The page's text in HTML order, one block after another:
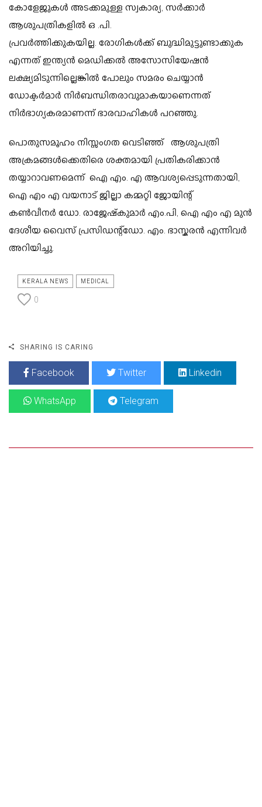
കോളേജുകൾ അടക്കമുള്ള സ്വകാര്യ, സർക്കാർ
ആശുപത്രികളിൽ ഒ .പി.
പ്രവർത്തിക്കുകയില്ല. രോഗികൾക്ക് ബുദ്ധിമുട്ടുണ്ടാക്കുക
എന്നത് ഇന്ത്യൻ മെഡിക്കൽ അസോസിയേഷൻ
ലക്ഷ്യമിടുന്നില്ലെങ്കിൽ പോലും സമരം ചെയ്യാൻ
ഡോക്ടർമാർ നിർബന്ധിതരാവുമാകയാണെന്നത്
നിർഭാഗ്യകരമാണന്ന് ഭാരവാഹികൾ പറഞ്ഞു.
പൊതുസമൂഹം നിസ്സംഗത വെടിഞ്ഞ് ആശുപത്രി
അക്രമങ്ങൾക്കെതിരെ ശക്തമായി പ്രതികരിക്കാൻ
തയ്യാറാവണമെന്ന് ഐ എം. എ ആവശ്യപ്പെടുന്നതായി,
ഐ എം എ വയനാട് ജില്ലാ കമ്മറ്റി ജോയിന്റ്
കൺവീനർ ഡോ. രാജേഷ്‌കുമാർ എം.പി, ഐ എം എ മുൻ
ദേശീയ വൈസ് പ്രസിഡന്റ്ഡോ. എം. ഭാസ്കരൻ എന്നിവർ
അറിയിച്ചു.
KERALA NEWS MEDICAL
0
SHARING IS CARING
Facebook Twitter Linkedin
WhatsApp Telegram